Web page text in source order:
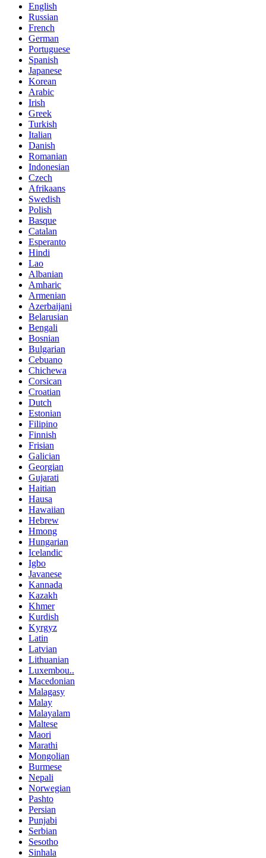
English
Russian
French
German
Portuguese
Spanish
Japanese
Korean
Arabic
Irish
Greek
Turkish
Italian
Danish
Romanian
Indonesian
Czech
Afrikaans
Swedish
Polish
Basque
Catalan
Esperanto
Hindi
Lao
Albanian
Amharic
Armenian
Azerbaijani
Belarusian
Bengali
Bosnian
Bulgarian
Cebuano
Chichewa
Corsican
Croatian
Dutch
Estonian
Filipino
Finnish
Frisian
Galician
Georgian
Gujarati
Haitian
Hausa
Hawaiian
Hebrew
Hmong
Hungarian
Icelandic
Igbo
Javanese
Kannada
Kazakh
Khmer
Kurdish
Kyrgyz
Latin
Latvian
Lithuanian
Luxembou..
Macedonian
Malagasy
Malay
Malayalam
Maltese
Maori
Marathi
Mongolian
Burmese
Nepali
Norwegian
Pashto
Persian
Punjabi
Serbian
Sesotho
Sinhala